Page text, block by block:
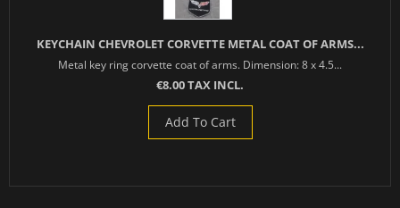
KEYCHAIN CHEVROLET CORVETTE METAL COAT OF ARMS...
Metal key ring corvette coat of arms. Dimension: 8 x 4.5...
€8.00 TAX INCL.
Add To Cart